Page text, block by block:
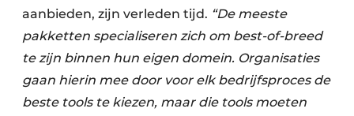
aanbieden, zijn verleden tijd. “De meeste
pakketten specialiseren zich om best-of-breed
te zijn binnen hun eigen domein. Organisaties
gaan hierin mee door voor elk bedrijfsproces de
beste tools te kiezen, maar die tools moeten